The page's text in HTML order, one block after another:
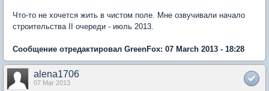
Что-то не хочется жить в чистом поле. Мне озвучивали начало
строительства II очереди - июль 2013.
Сообщение отредактировал GreenFox: 07 March 2013 - 18:28
alena1706
07 Mar 2013